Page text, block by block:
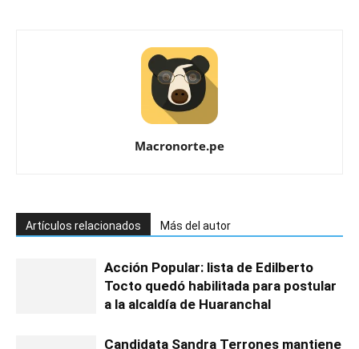
Macronorte.pe
Artículos relacionados Más del autor
Acción Popular: lista de Edilberto
Tocto quedó habilitada para postular
a la alcaldía de Huaranchal
Candidata Sandra Terrones mantiene